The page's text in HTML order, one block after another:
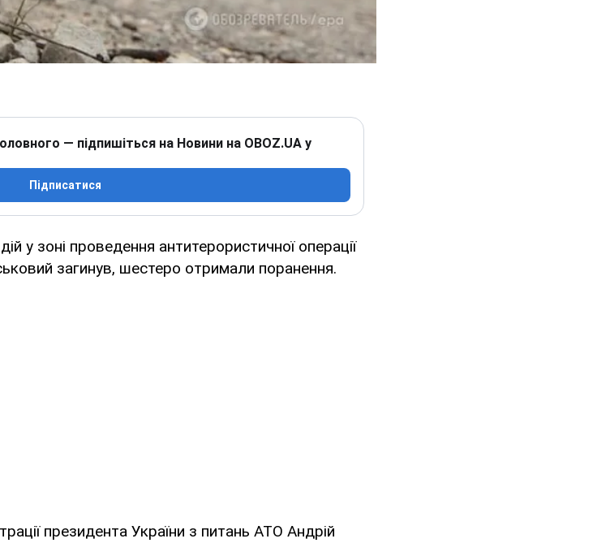
— підпишіться на Новини на OBOZ.UA у
Підписатися
у зоні проведення антитерористичної операції
загинув, шестеро отримали поранення.
президента України з питань АТО Андрій